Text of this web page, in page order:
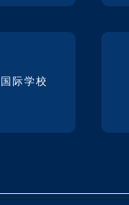
国际学校